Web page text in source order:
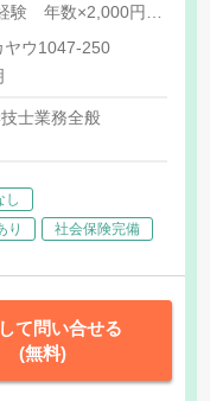
験 年数×2,000円
当] 早朝手当 900
格手当 透析技術認
円/月、透析技術
20,000円/月、透析技
ヤウ1047-250
士業務全般
し
り 社会保険完備
て問い合せる
(無料)